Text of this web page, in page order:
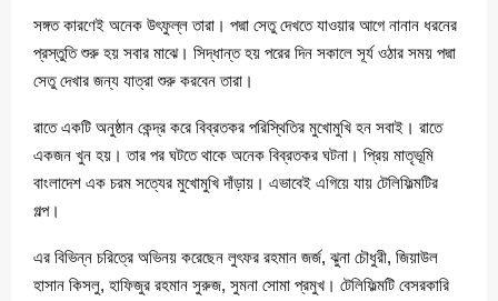
সঙ্গত কারণেই অনেক উৎফুল্ল তারা। পদ্মা সেতু দেখতে যাওয়ার আগে নানান ধরনের
প্রস্তুতি শুরু হয় সবার মাঝে। সিদ্ধান্ত হয় পরের দিন সকালে সূর্য ওঠার সময় পদ্মা
সেতু দেখার জন্য যাত্রা শুরু করবেন তারা।
রাতে একটি অনুষ্ঠান কেন্দ্র করে বিব্রতকর পরিস্থিতির মুখোমুখি হন সবাই। রাতে
একজন খুন হয়। তার পর ঘটতে থাকে অনেক বিব্রতকর ঘটনা। প্রিয় মাতৃভূমি
বাংলাদেশ এক চরম সত্যের মুখোমুখি দাঁড়ায়। এভাবেই এগিয়ে যায় টেলিফিল্মটির
গল্প।
এর বিভিন্ন চরিত্রে অভিনয় করেছেন লুৎফর রহমান জর্জ, ঝুনা চৌধুরী, জিয়াউল
হাসান কিসলু, হাফিজুর রহমান সুরুজ, সুমনা সোমা প্রমুখ। টেলিফিল্মটি বেসরকারি